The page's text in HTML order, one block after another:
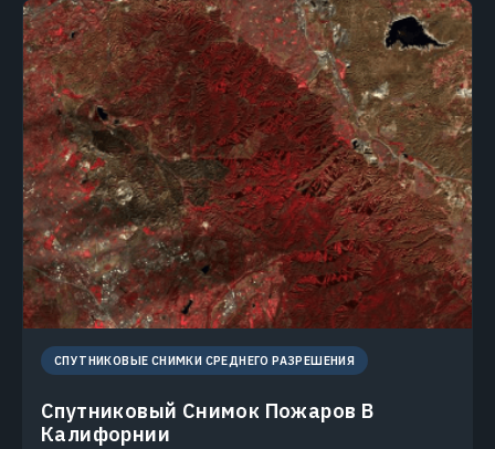
СПУТНИКОВЫЕ СНИМКИ СРЕДНЕГО РАЗРЕШЕНИЯ
Спутниковый Снимок Пожаров В
Калифорнии